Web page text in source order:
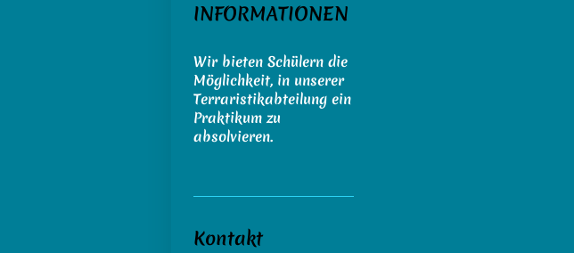
INFORMATIONEN
Wir bieten Schülern die
Möglichkeit, in unserer
Terraristikabteilung ein
Praktikum zu
absolvieren.
Kontakt